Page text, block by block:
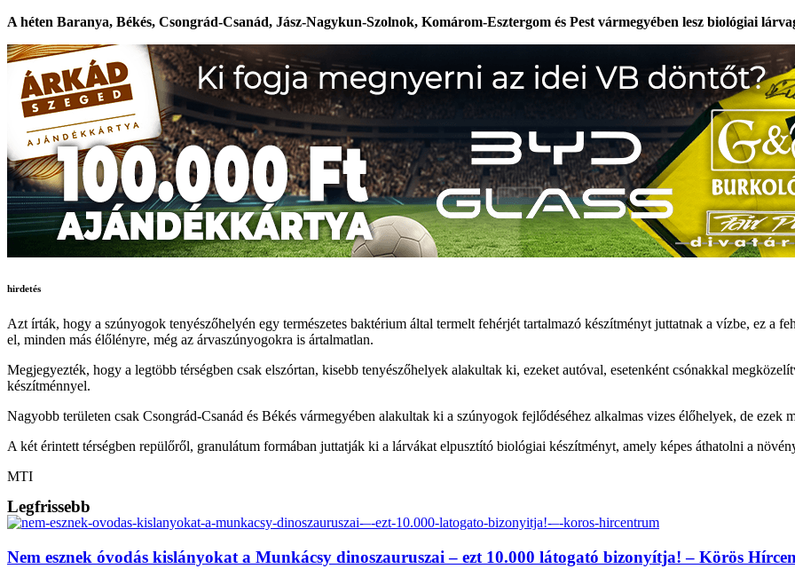
A héten Baranya, Békés, Csongrád-Csanád, Jász-Nagykun-Szolnok, Komárom-Esztergom és Pest vármegyében lesz biológiai
hirdetés
Azt írták, hogy a szúnyogok tenyészőhelyén egy természetes baktérium által termelt fehérjét tartalmazó készítményt juttatnak a vízbe, ez a
el, minden más élőlényre, még az árvaszúnyogokra is ártalmatlan.
Megjegyezték, hogy a legtöbb térségben csak elszórtan, kisebb tenyészőhelyek alakultak ki, ezeket autóval, esetenként csónakkal
készítménnyel.
Nagyobb területen csak Csongrád-Csanád és Békés vármegyében alakultak ki a szúnyogok fejlődéséhez alkalmas vizes élőhelyek, de ezek
A két érintett térségben repülőről, granulátum formában juttatják ki a lárvákat elpusztító biológiai készítményt, amely képes áthatolni a
MTI
Legfrissebb
Nem esznek óvodás kislányokat a Munkácsy dinoszauruszai – ezt 10.000 látogató bizonyítja! – Körös